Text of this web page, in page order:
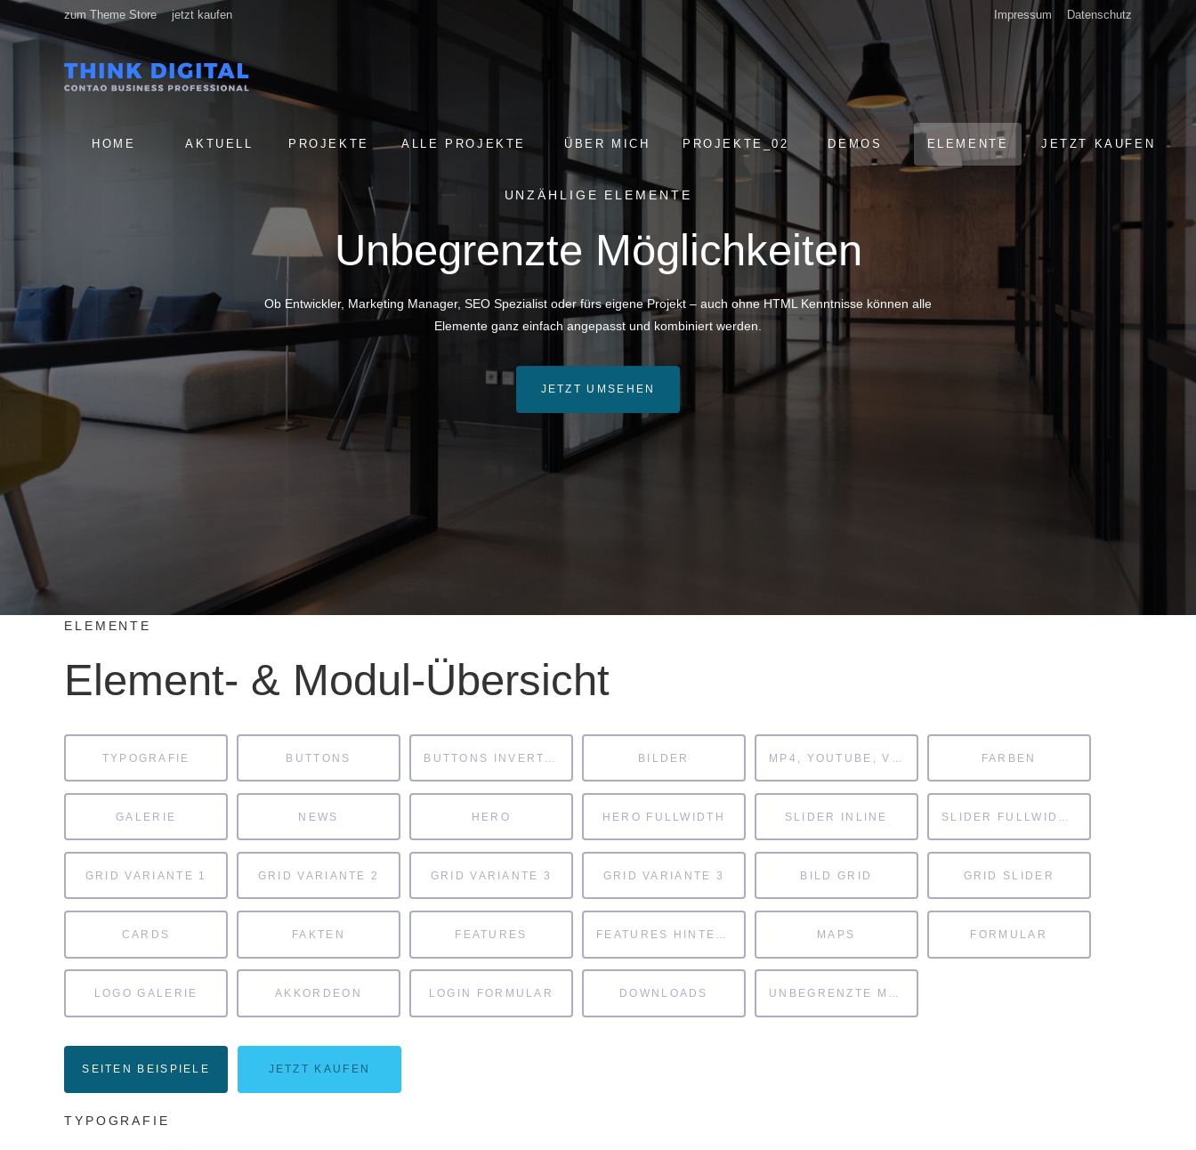
zum Theme Store jetzt kaufen Impressum Datenschutz
NAVIGATION
HOME AKTUELL PROJEKTE ALLE PROJEKTE ÜBER MICH PROJEKTE_02 DEMOS ELEMENTE JETZT KAUFEN
UNZÄHLIGE ELEMENTE
Unbegrenzte Möglichkeiten
Ob Entwickler, Marketing Manager, SEO Spezialist oder fürs eigene Projekt – auch ohne HTML Kenntnisse können alle
Elemente ganz einfach angepasst und kombiniert werden.
JETZT UMSEHEN
ELEMENTE
Element- & Modul-Übersicht
TYPOGRAFIE BUTTONS BILDER FARBEN
GALERIE NEWS HERO HERO FULLWIDTH SLIDER INLINE
GRID VARIANTE 1 GRID VARIANTE 2 GRID VARIANTE 3 GRID VARIANTE 3 BILD GRID GRID SLIDER
CARDS FAKTEN FEATURES MAPS FORMULAR
LOGO GALERIE AKKORDEON LOGIN FORMULAR DOWNLOADS
SEITEN BEISPIELE JETZT KAUFEN
TYPOGRAFIE